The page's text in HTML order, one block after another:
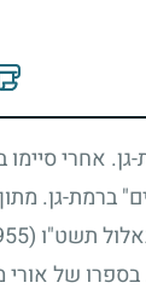
גן. אחרי
ברמת-גן.
תשט"ו (28.8.1955)
של אורי